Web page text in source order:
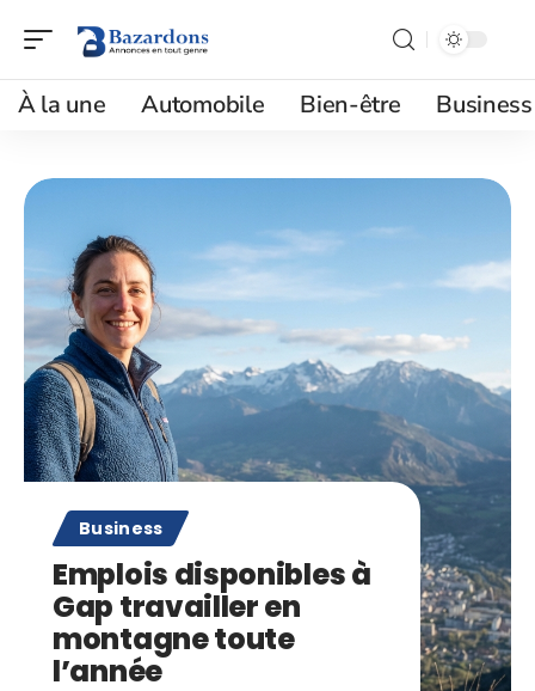
À la une Automobile Bien-être Business
Business
Emplois disponibles à
Gap travailler en
montagne toute
l’année